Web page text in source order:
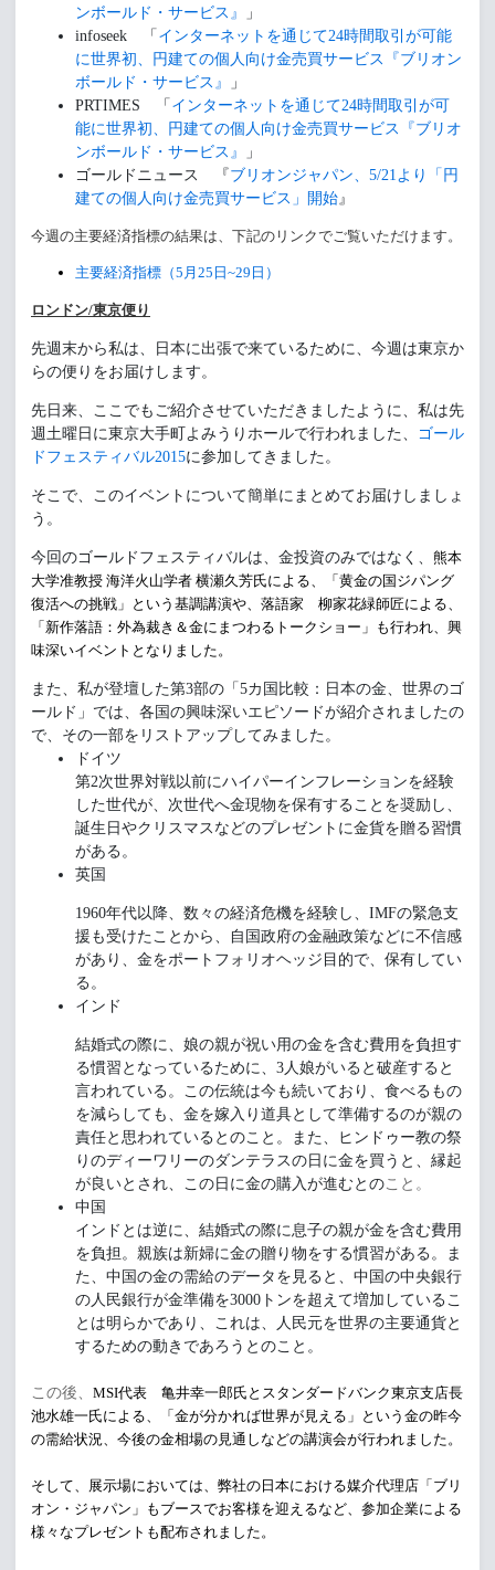
ンボールド・サービス』
」
infoseek 「 インターネットを通じて24時間取引が可能
に世界初、円建ての個人向け金売買サービス『ブリオン
ボールド・サービス』
」
PRTIMES 「 インターネットを通じて24時間取引が可
能に世界初、円建ての個人向け金売買サービス『ブリオ
ンボールド・サービス』
」
ゴールドニュース 『 ブリオンジャパン、5/21より「円
建ての個人向け金売買サービス」開始』
今週の主要経済指標の結果は、 下記のリンクでご覧いただけます。
主要経済指標（5月25日~29日）
ロンドン/東京便り
先週末から私は、日本に出張で来ているために、今週は東京か
らの便りをお届けします。
先日来、ここでもご紹介させていただきましたように、私は先
週土曜日に東京大手町よみうりホールで行われました、 ゴール
ドフェスティバル2015に参加してきました。
そこで、このイベントについて簡単にまとめてお届けしましょ
う。
今回のゴールドフェスティバルは、金投資のみではなく、 熊本
大学准教授 海洋火山学者 横瀬久芳氏による、「黄金の国ジパング
復活への挑戦 」 という基調講演や、 落語家 柳家花緑師匠による、
「新作落語：外為裁き＆金にまつわるトークショー」も行われ、 興
味深いイベントとなりました。
また、私が登壇した第3部の「5カ国比較：日本の金、世界のゴ
ールド」 では、各国の興味深いエピソードが紹介されましたの
で、 その一部をリストアップしてみました。
ドイツ
第2次世界対戦以前にハイパーインフレーションを経験
した世代が、次世代へ金現物を保有することを奨励し、
誕生日やクリスマスなどのプレゼントに金貨を贈る習慣
がある。
英国
1960年代以降、数々の経済危機を経験し、IMFの緊急支
援も受けたことから、
自国政府の金融政策などに不信感
があり、 金をポートフォリオヘッジ目的で、保有してい
る。
インド
結婚式の際に、 娘の親が祝い用の金を含む費用を負担す
る慣習となっているために、3人娘がいると破産すると
言われている。 この伝統は今も続いており、食べるもの
を減らしても、 金を嫁入り道具として準備するのが親の
責任と思われているとのこ と。また、ヒンドゥー教の祭
りのディーワリーのダンテラスの日に金を買うと、縁起
が良いとされ、 この日に金の購入が進むとのこと。
中国
インドとは逆に、結婚式の際に息子の親が金を含む費用
を負担。 親族は新婦に金の贈り物をする慣習がある。
ま
た、 中国の金の需給のデータを見ると、 中国の中央銀行
の人民銀行が金準備を3000トンを超えて増加し ているこ
とは明らかであり、これは、
人民元を世界の主要通貨と
するための動きであろうとのこと。
この後、 MSI代表 亀井幸一郎氏とスタンダードバンク東京支店長
池水雄一氏による、「金が分かれば世界が見える」 という金の昨今
の需給状況、 今後の金相場の見通しなどの講演会が行われました。
そして、展示場においては、弊社の日本における媒介代理店「ブリ
オン・ジャパン」 もブースでお客様を迎えるなど、 参加企業による
様々なプレゼントも配布されました。